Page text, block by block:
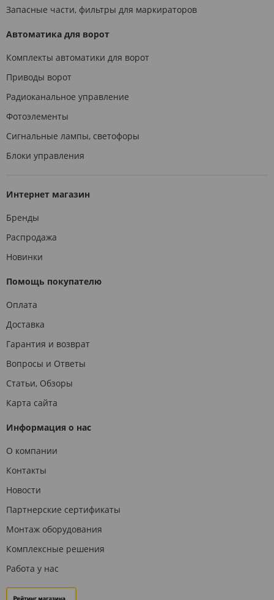
Запасные части, фильтры для маркираторов
Автоматика для ворот
Комплекты автоматики для ворот
Приводы ворот
Радиоканальное управление
Фотоэлементы
Сигнальные лампы, светофоры
Блоки управления
Интернет магазин
Бренды
Распродажа
Новинки
Помощь покупателю
Оплата
Доставка
Гарантия и возврат
Вопросы и Ответы
Статьи, Обзоры
Карта сайта
Информация о нас
О компании
Контакты
Новости
Партнерские сертификаты
Монтаж оборудования
Комплексные решения
Работа у нас